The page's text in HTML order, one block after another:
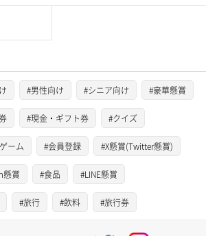
#男性向け #シニア向け #豪華懸賞
#現金・ギフト券 #クイズ
ーム #会員登録 #X懸賞(Twitter懸賞)
懸賞 #食品 #LINE懸賞
#旅行 #飲料 #旅行券